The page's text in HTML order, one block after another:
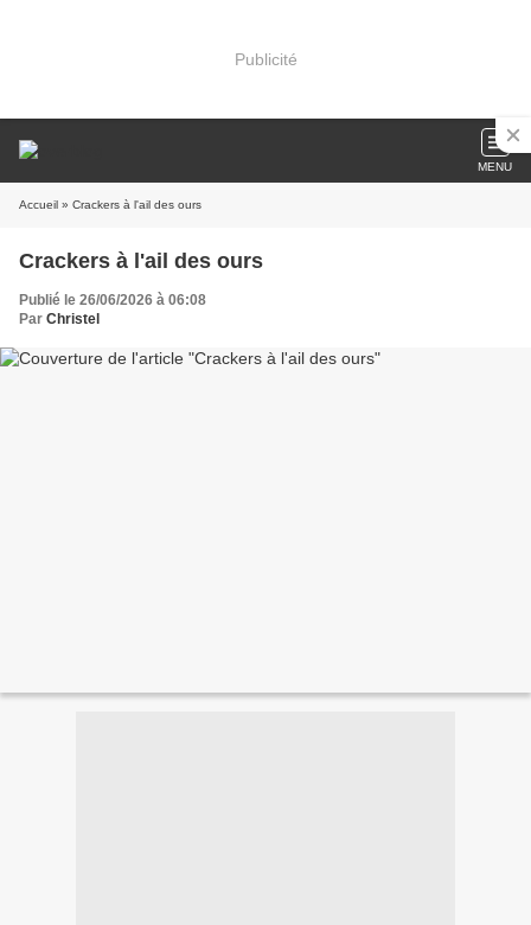
Publicité
MENU
Accueil » Crackers à l'ail des ours
Crackers à l'ail des ours
Publié le 26/06/2026 à 06:08
Par Christel